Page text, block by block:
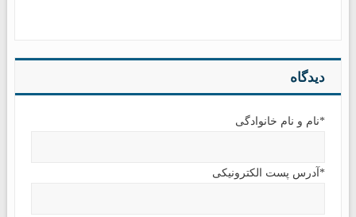
دیدگاه
*نام و نام خانوادگی
*آدرس پست الکترونیکی